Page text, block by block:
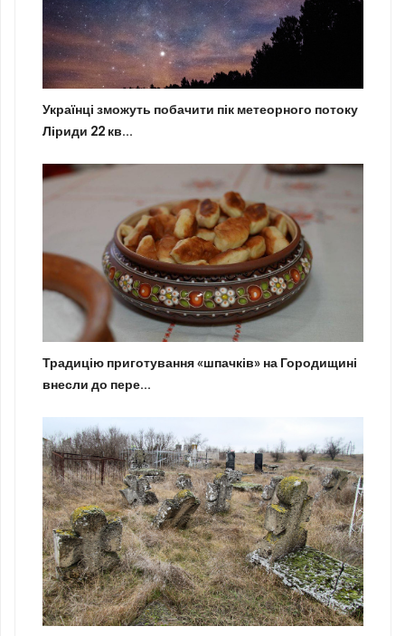
Українці зможуть побачити пік метеорного потоку
Ліриди 22 кв...
Традицію приготування «шпачків» на Городищині
внесли до пере...